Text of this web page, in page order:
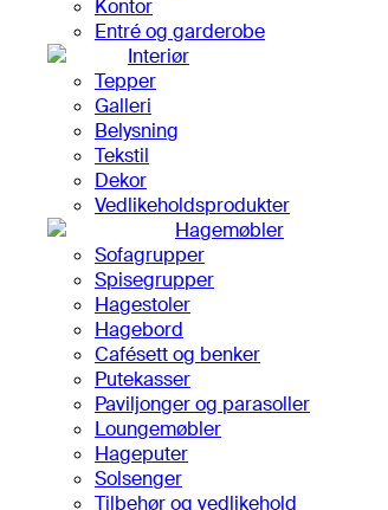
Kontor
Entré og garderobe
Interiør
Tepper
Galleri
Belysning
Tekstil
Dekor
Vedlikeholdsprodukter
Hagemøbler
Sofagrupper
Spisegrupper
Hagestoler
Hagebord
Cafésett og benker
Putekasser
Paviljonger og parasoller
Loungemøbler
Hageputer
Solsenger
Tilbehør og vedlikehold